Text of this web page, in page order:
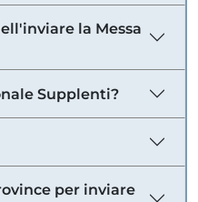
la Messa
Supplenti?
per inviare